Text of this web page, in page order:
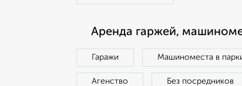
Аренда гаржей,
Гаражи Машиноместа в
Агенство Без посредников